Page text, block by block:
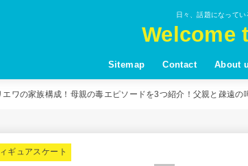
日々、話題になって
Welcome
Sitemap Contact About
エワの家族構成！母親の毒エピソードを3つ紹介！父親と疎遠の
ギュアスケート